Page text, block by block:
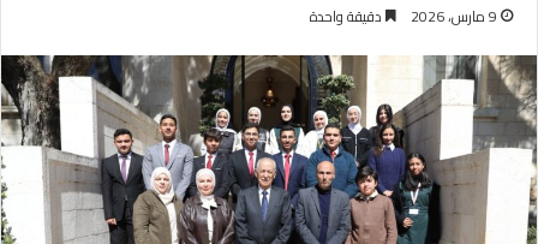
9 مارس، 2026 دقيقة واحدة